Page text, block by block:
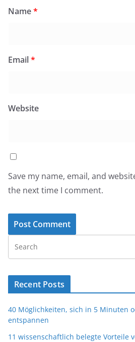
Name*
Email*
Website
Save my name, email, and
the next time I comment.
Recent Posts
40 Möglichkeiten, sich in 5 Minuten
entspannen
11 wissenschaftlich belegte Vorteile